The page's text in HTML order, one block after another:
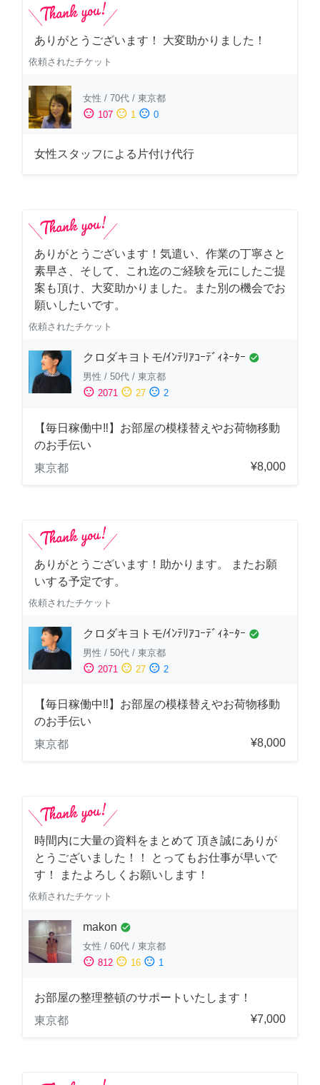
ありがとうございます！ 大変助かりました！
依頼されたチケット
女性 / 70代 / 東京都
sentiment_satisfied 107 sentiment_neutral 1 sentiment_dissatisfied 0
女性スタッフによる片付け代行
ありがとうございます！気遣い、作業の丁寧さと
素早さ、そして、これ迄のご経験を元にしたご提
案も頂け、大変助かりました。また別の機会でお
願いしたいです。
依頼されたチケット
クロダキヨトモ/ｲﾝﾃﾘｱｺｰﾃﾞｨﾈｰﾀｰ check_circle
男性 / 50代 / 東京都
sentiment_satisfied 2071 sentiment_neutral 27 sentiment_dissatisfied 2
【毎日稼働中‼︎】お部屋の模様替えやお荷物移動
のお手伝い
東京都
¥8,000
ありがとうございます！助かります。 またお願
いする予定です。
依頼されたチケット
クロダキヨトモ/ｲﾝﾃﾘｱｺｰﾃﾞｨﾈｰﾀｰ check_circle
男性 / 50代 / 東京都
sentiment_satisfied 2071 sentiment_neutral 27 sentiment_dissatisfied 2
【毎日稼働中‼︎】お部屋の模様替えやお荷物移動
のお手伝い
東京都
¥8,000
時間内に大量の資料をまとめて 頂き誠にありが
とうございました！！ とってもお仕事が早いで
す！ またよろしくお願いします！
依頼されたチケット
makon check_circle
女性 / 60代 / 東京都
sentiment_satisfied 812 sentiment_neutral 16 sentiment_dissatisfied 1
お部屋の整理整頓のサポートいたします！
東京都
¥7,000